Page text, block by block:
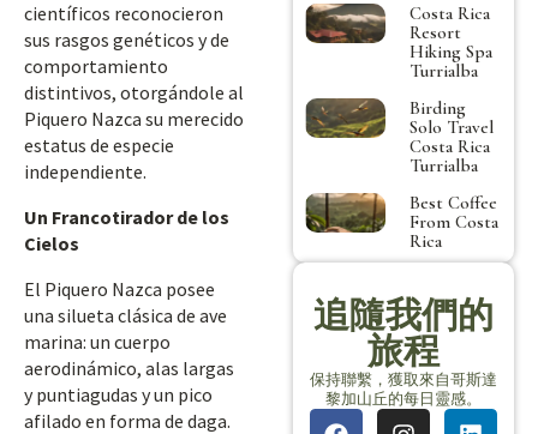
científicos reconocieron
sus rasgos genéticos y de
comportamiento
distintivos, otorgándole al
Piquero Nazca su merecido
estatus de especie
independiente.
Un Francotirador de los
Cielos
El Piquero Nazca posee
una silueta clásica de ave
marina: un cuerpo
aerodinámico, alas largas
y puntiagudas y un pico
afilado en forma de daga.
Costa Rica
Resort
Hiking Spa
Turrialba
Birding
Solo Travel
Costa Rica
Turrialba
Best Coffee
From Costa
Rica
追隨我們的
旅程
保持聯繫，獲取來自哥斯達
黎加山丘的每日靈感。